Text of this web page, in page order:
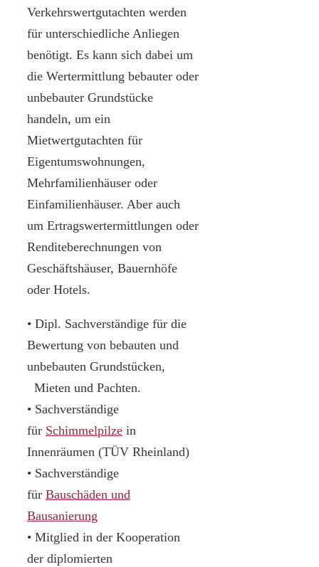
Verkehrswertgutachten werden
für unterschiedliche Anliegen
benötigt. Es kann sich dabei um
die Wertermittlung bebauter oder
unbebauter Grundstücke
handeln, um ein
Mietwertgutachten für
Eigentumswohnungen,
Mehrfamilienhäuser oder
Einfamilienhäuser. Aber auch
um Ertragswertermittlungen oder
Renditeberechnungen von
Geschäftshäuser, Bauernhöfe
oder Hotels.
• Dipl. Sachverständige für die
Bewertung von bebauten und
unbebauten Grundstücken,
Mieten und Pachten.
• Sachverständige
für Schimmelpilze in
Innenräumen (TÜV Rheinland)
• Sachverständige
für Bauschäden und
Bausanierung
• Mitglied in der Kooperation
der diplomierten